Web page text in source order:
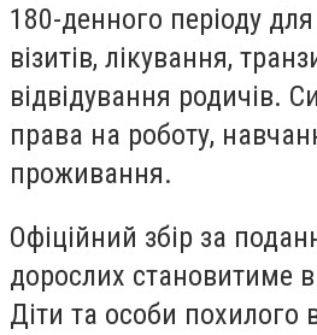
180-денного періоду
візитів, лікування,
відвідування родичів.
права на роботу,
проживання.
Офіційний збір за
дорослих становитиме
Діти та особи похилого